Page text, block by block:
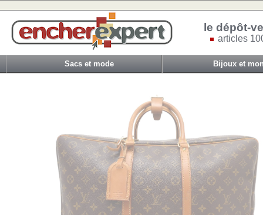
le dépôt-
articles
Sacs et mode Bijoux et